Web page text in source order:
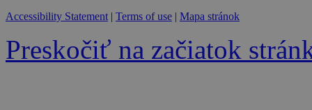
Accessibility Statement | Terms of use | Mapa stránok
Preskočiť na začiatok